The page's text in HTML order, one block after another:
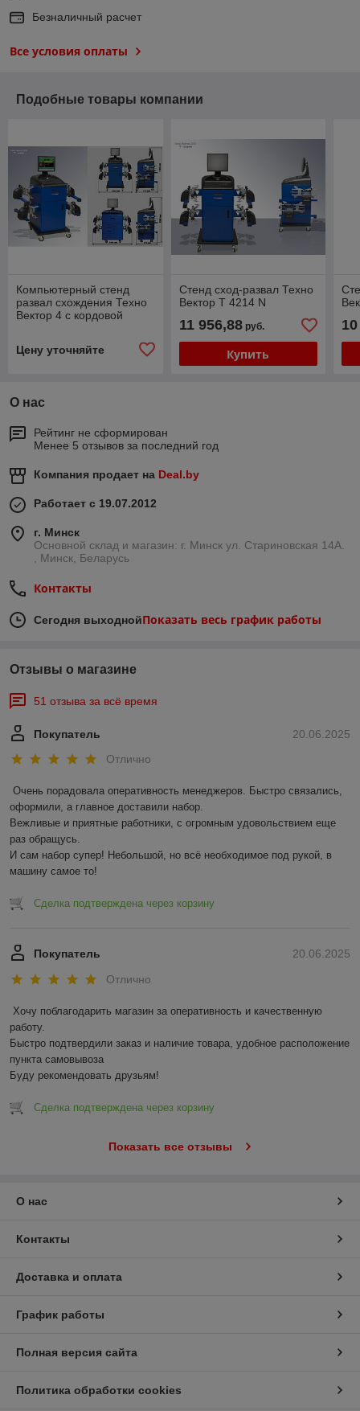
Безналичный расчет
Все условия оплаты
Подобные товары компании
Компьютерный стенд
развал схождения Техно
Вектор 4 с кордовой
Цену уточняйте
Стенд сход-развал Техно
Вектор T 4214 N
11 956,88руб.
Купить
О нас
Рейтинг не сформирован
Менее 5 отзывов за последний год
Компания продает на Deal.by
Работает с 19.07.2012
г. Минск
Основной склад и магазин: г. Минск ул. Стариновская 14А.
, Минск, Беларусь
Контакты
Сегодня выходнойПоказать весь график работы
Отзывы о магазине
51 отзыва за всё время
20.06.2025
Покупатель
Отлично
Очень порадовала оперативность менеджеров. Быстро связались,
оформили, а главное доставили набор.
Вежливые и приятные работники, с огромным удовольствием еще
раз обращусь.
И сам набор супер! Небольшой, но всё необходимое под рукой, в
машину самое то!
Сделка подтверждена через корзину
20.06.2025
Покупатель
Отлично
Хочу поблагодарить магазин за оперативность и качественную
работу.
Быстро подтвердили заказ и наличие товара, удобное расположение
пункта самовывоза
Буду рекомендовать друзьям!
Сделка подтверждена через корзину
Показать все отзывы
О нас
Контакты
Доставка и оплата
График работы
Полная версия сайта
Политика обработки cookies